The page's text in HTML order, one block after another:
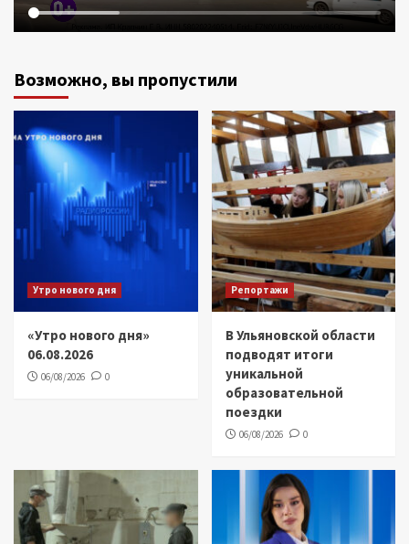
Возможно, вы пропустили
Утро нового дня
«Утро нового дня»
06.08.2026
06/08/2026 0
Репортажи
В Ульяновской области
подводят итоги
уникальной
образовательной
поездки
06/08/2026 0